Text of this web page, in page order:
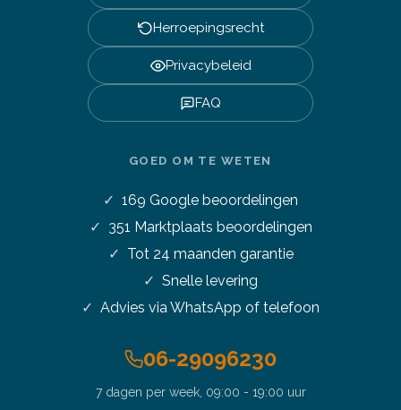
Herroepingsrecht
Privacybeleid
FAQ
GOED OM TE WETEN
169 Google beoordelingen
351 Marktplaats beoordelingen
Tot 24 maanden garantie
Snelle levering
Advies via WhatsApp of telefoon
06-29096230
7 dagen per week, 09:00 - 19:00 uur
Stel je vraag over dit